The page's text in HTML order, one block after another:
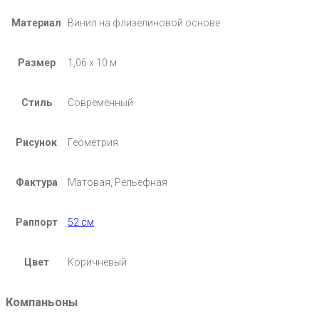
Материал Винил на флизелиновой основе
Размер 1,06 х 10 м
Стиль Современный
Рисунок Геометрия
Фактура Матовая, Рельефная
Раппорт 52 см
Цвет Коричневый
Компаньоны